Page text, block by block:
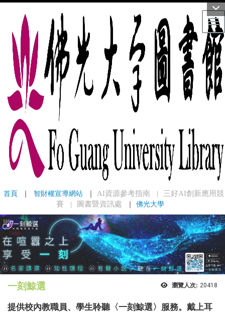
首頁 ｜ 智財權宣導網站 ｜ AI資源參考指南
三好AI創新應用競
賽
圖書暨資訊處 ｜ 佛光大學
瀏覽人次: 20418
一刻鯨選
提供校內教職員、學生聆聽〈一刻鯨選〉服務。戴上耳